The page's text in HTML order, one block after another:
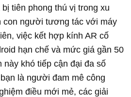
tiên phong thú vị trong xu
con người tương tác với máy
việc kết hợp kính AR cố
hạn chế và mức giá gần 50
này khó tiếp cận đại đa số
là người đam mê công
điều mới mẻ, các giải